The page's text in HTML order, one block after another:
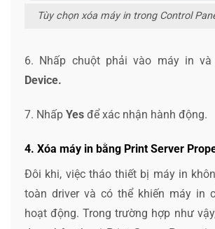
Tùy chọn xóa máy in trong Control
6. Nhấp chuột phải vào máy in và
Device.
7. Nhấp Yes để xác nhận hành động.
4. Xóa máy in bằng Print Server
Đôi khi, việc tháo thiết bị máy in
toàn driver và có thể khiến máy in
hoạt động. Trong trường hợp như